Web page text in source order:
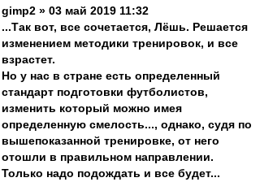
gimp2 » 03 май 2019 11:32
...Так вот, все сочетается, Лёшь. Решается
изменением методики тренировок, и все
взрастет.
Но у нас в стране есть определенный
стандарт подготовки футболистов,
изменить который можно имея
определенную смелость..., однако, судя по
вышепоказанной тренировке, от него
отошли в правильном направлении.
Только надо подождать и все будет...